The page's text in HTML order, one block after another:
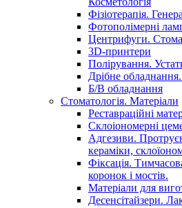
Фізіотерапія.
Фотополімерні
Центрифуги.
3D-принтери
Полірування.
Дрібне
Б/В обладнання
Стоматологія. Матеріали
Реставраційні
Склоіономерні
Адгезиви.
кераміки,
Фіксація.
коронок і мостів.
Матеріали для
Десенсітайзери.